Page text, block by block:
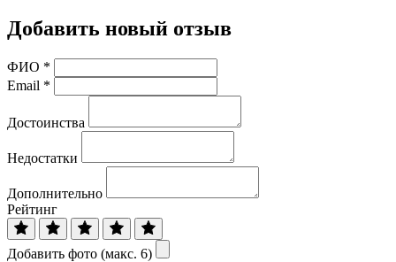
Добавить новый отзыв
ФИО *
Email *
Достоинства
Недостатки
Дополнительно
Рейтинг
Добавить фото (макс. 6)